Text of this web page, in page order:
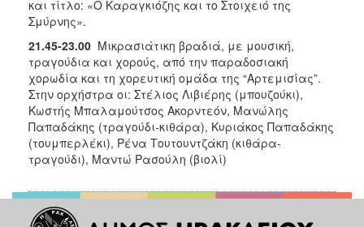
και τίτλο: «Ο Καραγκιόζης και το Στοιχειό της
Σμύρνης».
21.45-23.00 Μικρασιάτικη βραδιά, με μουσική,
τραγούδια και χορούς, από την παραδοσιακή
χορωδία και τη χορευτική ομάδα της “Αρτεμισίας”.
Στην ορχήστρα οι: Στέλιος Λιβιέρης (μπουζούκι),
Κωστής Μπαλαμούτσος Ακορντεόν, Μανώλης
Παπαδάκης (τραγούδι-κιθάρα), Κυριάκος Παπαδάκης
(τουμπερλέκι), Ρένα Τουτουντζάκη (κιθάρα-
τραγούδι), Μαντώ Ρασούλη (βιολί)